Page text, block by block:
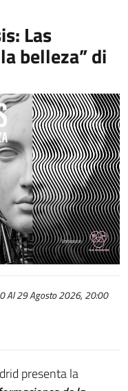
Las
belleza” di
Al 29 Agosto 2026, 20:00
presenta la